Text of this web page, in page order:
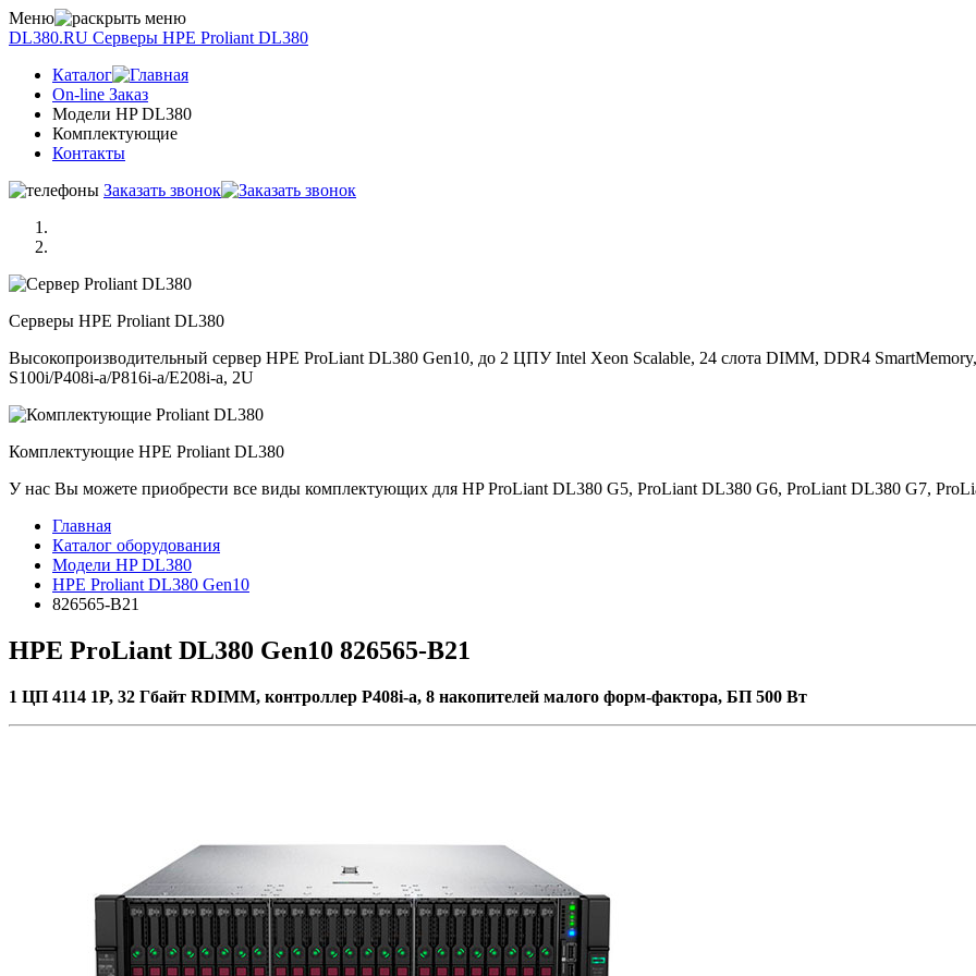
Меню
DL380.RU Серверы НРE Prоliаnt DL380
Каталог
On-line Заказ
Модели HP DL380
Комплектующие
Контакты
Заказать звонок
Серверы НРE Prоliаnt DL380
Высокопроизводительный сервер HPE ProLiant DL380 Gen10, до 2 ЦПУ Intel Xeon Scalable, 24 слота DIMM, DDR4
S100i/P408i-a/P816i-a/E208i-a, 2U
Комплектующие НРE Prоliаnt DL380
У нас Вы можете приобрести все виды комплектующих для HP ProLiant DL380 G5, ProLiant DL380 G6, ProLiant DL380 G7,
Главная
Каталог оборудования
Модели HP DL380
HPE Proliant DL380 Gen10
826565-B21
HPE ProLiant DL380 Gen10 826565-B21
1 ЦП 4114 1P, 32 Гбайт RDIMM, контроллер P408i-a, 8 накопителей малого форм-фактора, БП 500 Вт